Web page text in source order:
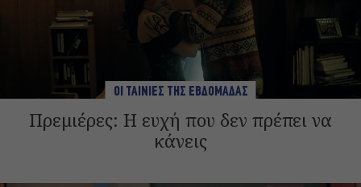
ΟΙ ΤΑΙΝΙΕΣ ΤΗΣ ΕΒΔΟΜΑΔΑΣ
Πρεμιέρες: Η ευχή που δεν πρέπει να
κάνεις